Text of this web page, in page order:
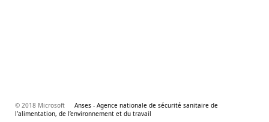
© 2018 Microsoft
Anses - Agence nationale de sécurité sanitaire de
l’alimentation, de l’environnement et du travail